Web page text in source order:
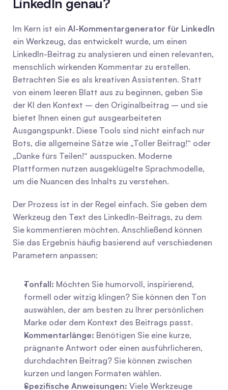
Im Kern ist ein AI-Kommentargenerator für LinkedIn
ein Werkzeug, das entwickelt wurde, um einen
LinkedIn-Beitrag zu analysieren und einen relevanten,
menschlich wirkenden Kommentar zu erstellen.
Betrachten Sie es als kreativen Assistenten. Statt
von einem leeren Blatt aus zu beginnen, geben Sie
der KI den Kontext – den Originalbeitrag – und sie
bietet Ihnen einen gut ausgearbeiteten
Ausgangspunkt. Diese Tools sind nicht einfach nur
Bots, die allgemeine Sätze wie „Toller Beitrag!“ oder
„Danke fürs Teilen!“ ausspucken. Moderne
Plattformen nutzen ausgeklügelte Sprachmodelle,
um die Nuancen des Inhalts zu verstehen.
Der Prozess ist in der Regel einfach. Sie geben dem
Werkzeug den Text des LinkedIn-Beitrags, zu dem
Sie kommentieren möchten. Anschließend können
Sie das Ergebnis häufig basierend auf verschiedenen
Parametern anpassen:
Tonfall: Möchten Sie humorvoll, inspirierend,
formell oder witzig klingen? Sie können den Ton
auswählen, der am besten zu Ihrer persönlichen
Marke oder dem Kontext des Beitrags passt.
Kommentarlänge: Benötigen Sie eine kurze,
prägnante Antwort oder einen ausführlicheren,
durchdachten Beitrag? Sie können zwischen
kurzen und langen Formaten wählen.
Spezifische Anweisungen: Viele Werkzeuge